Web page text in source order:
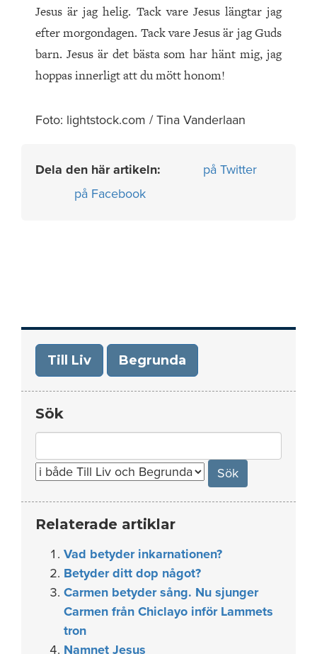
Jesus är jag helig. Tack vare Jesus längtar jag
efter morgondagen. Tack vare Jesus är jag Guds
barn. Jesus är det bästa som har hänt mig, jag
hoppas innerligt att du mött honom!
Foto: lightstock.com / Tina Vanderlaan
Dela den här artikeln:
på Twitter
på Facebook
Till Liv Begrunda
Sök
for:
Relaterade artiklar
Vad betyder inkarnationen?
Betyder ditt dop något?
Carmen betyder sång. Nu sjunger
Carmen från Chiclayo inför Lammets
tron
Namnet Jesus